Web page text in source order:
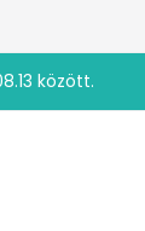
között.